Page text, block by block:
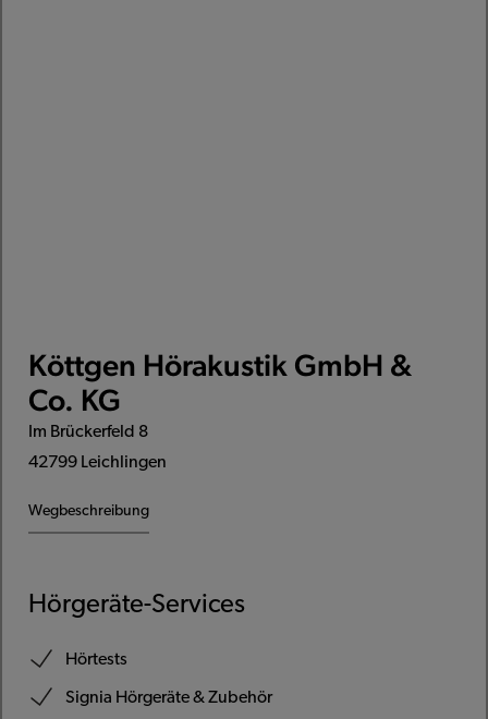
Köttgen Hörakustik GmbH &
Co. KG
Im Brückerfeld 8
42799 Leichlingen
Wegbeschreibung
Hörgeräte-Services
Hörtests
Signia Hörgeräte & Zubehör